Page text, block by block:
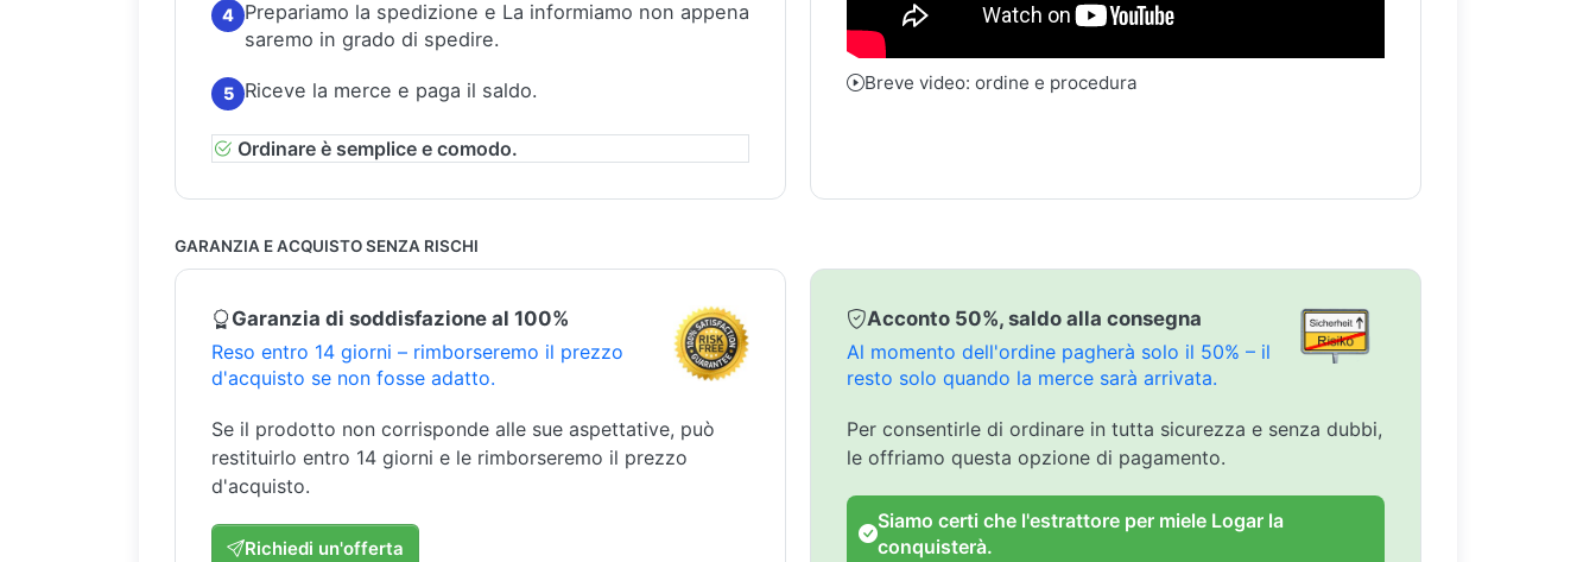
4 Prepariamo la spedizione e La informiamo non appena
saremo in grado di spedire.
5 Riceve la merce e paga il saldo.
Ordinare è semplice e comodo.
Breve video: ordine e procedura
GARANZIA E ACQUISTO SENZA RISCHI
Garanzia di soddisfazione al 100%
Reso entro 14 giorni – rimborseremo il prezzo
d'acquisto se non fosse adatto.
Se il prodotto non corrisponde alle sue aspettative, può
restituirlo entro 14 giorni e le rimborseremo il prezzo
d'acquisto.
Richiedi un'offerta
Acconto 50%, saldo alla consegna
Al momento dell'ordine pagherà solo il 50% – il
resto solo quando la merce sarà arrivata.
Per consentirle di ordinare in tutta sicurezza e senza dubbi,
le offriamo questa opzione di pagamento.
Siamo certi che l'estrattore per miele Logar la
conquisterà.